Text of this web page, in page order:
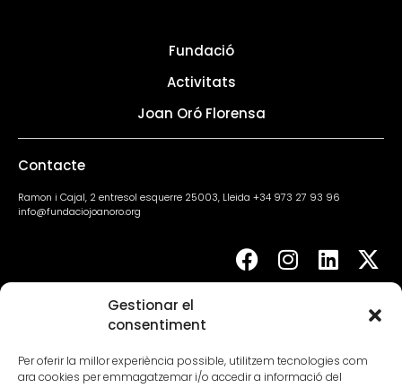
Gestionar el
consentiment
Per oferir la millor experiència possible, utilitzem tecnologies com
ara cookies per emmagatzemar i/o accedir a informació del
Fundació
Activitats
Joan Oró Florensa
Contacte
Ramon i Cajal, 2 entresol esquerre 25003, Lleida +34 973 27 93 96
info@fundaciojoanoro.org